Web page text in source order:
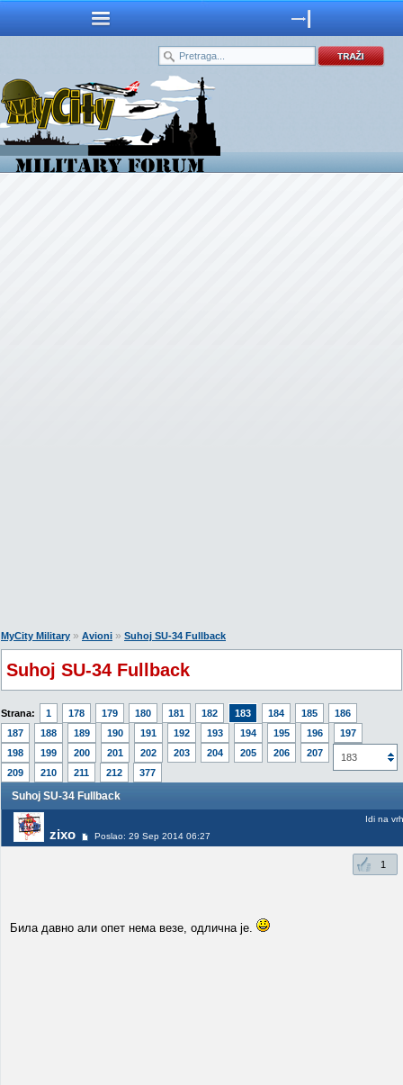
MyCity Military » Avioni » Suhoj SU-34 Fullback
Suhoj SU-34 Fullback
Strana: 1 178 179 180 181 182 183 184 185
186
187
188 189 190 191 192 193 194 195 196
197
198
199 200 201 202 203 204 205 206 207
208
209
210 211 212 377
183
Suhoj SU-34 Fullback
zixo Poslao: 29 Sep 2014 06:27
Idi na vrh
1
Била давно али опет нема везе, одлична је.